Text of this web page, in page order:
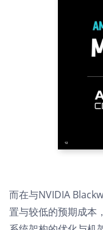
而在与NVIDIA
置与较低的预期成本